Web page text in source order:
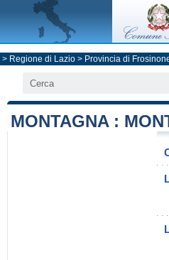
> Regione di Lazio > Provincia di
MONTAGNA :